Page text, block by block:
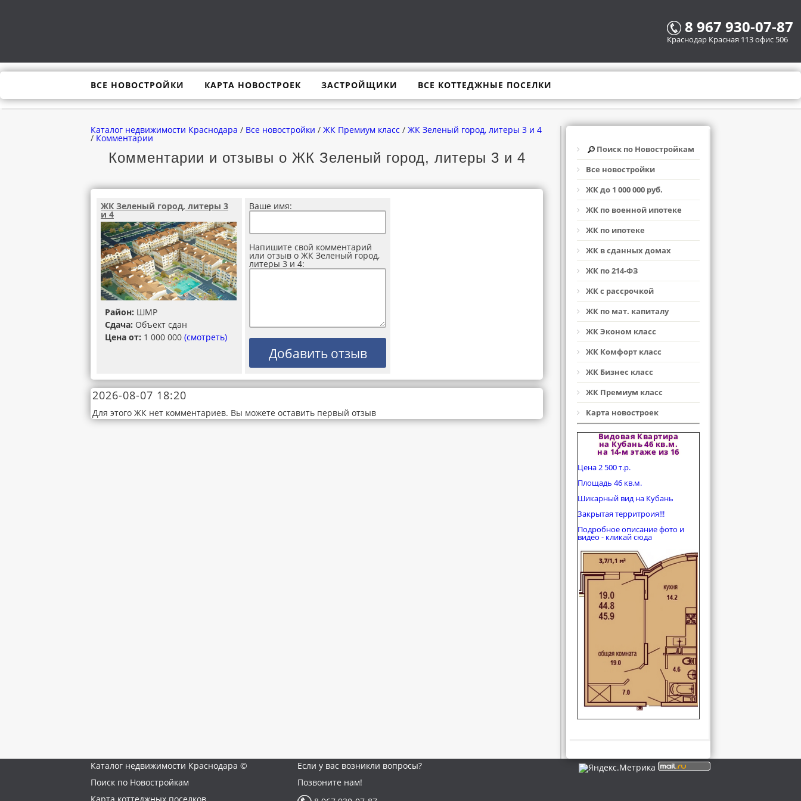
8 967 930-07-87
Краснодар Красная 113 офис 506
ВСЕ НОВОСТРОЙКИ КАРТА НОВОСТРОЕК ЗАСТРОЙЩИКИ ВСЕ КОТТЕДЖНЫЕ ПОСЕЛКИ
Каталог недвижимости Краснодара / Все новостройки / ЖК Премиум класс / ЖК Зеленый город, литеры 3 и 4
/ Комментарии
Комментарии и отзывы о ЖК Зеленый город, литеры 3 и 4
ЖК Зеленый город, литеры 3
и 4
Район: ШМР
Сдача: Объект сдан
Цена от: 1 000 000 (смотреть)
Ваше имя:
Напишите свой комментарий
или отзыв о ЖК Зеленый город,
литеры 3 и 4:
2026-08-07 18:20
Для этого ЖК нет комментариев. Вы можете оставить первый отзыв
Поиск по Новостройкам
Все новостройки
ЖК до 1 000 000 руб.
ЖК по военной ипотеке
ЖК по ипотеке
ЖК в сданных домах
ЖК по 214-ФЗ
ЖК с рассрочкой
ЖК по мат. капиталу
ЖК Эконом класс
ЖК Комфорт класс
ЖК Бизнес класс
ЖК Премиум класс
Карта новостроек
Видовая Квартира
на Кубань 46 кв.м.
на 14-м этаже из 16
Цена 2 500 т.р.
Площадь 46 кв.м.
Шикарный вид на Кубань
Закрытая территроия!!!
Подробное описание фото и
видео - кликай сюда
Каталог недвижимости Краснодара ©
Поиск по Новостройкам
Если у вас возникли вопросы?
Позвоните нам!